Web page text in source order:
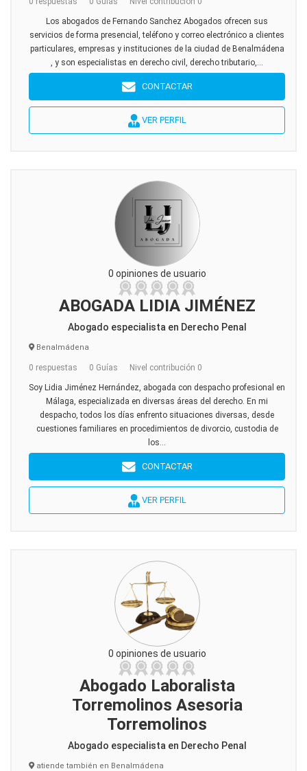
Los abogados de Fernando Sanchez Abogados ofrecen sus
servicios de forma presencial, teléfono y correo electrónico a clientes
particulares, empresas y instituciones de la ciudad de Benalmádena
, y son especialistas en derecho civil, derecho tributario,...
CONTACTAR
VER PERFIL
0 opiniones de usuario
ABOGADA LIDIA JIMÉNEZ
Abogado especialista en Derecho Penal
Benalmádena
0 respuestas 0 Guías Nivel contribución 0
Soy Lidia Jiménez Hernández, abogada con despacho profesional en
Málaga, especializada en diversas áreas del derecho. En mi
despacho, todos los días enfrento situaciones diversas, desde
cuestiones familiares en procedimientos de divorcio, custodia de
los...
CONTACTAR
VER PERFIL
0 opiniones de usuario
Abogado Laboralista
Torremolinos Asesoria
Torremolinos
Abogado especialista en Derecho Penal
atiende también en Benalmádena